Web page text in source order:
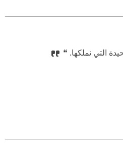
التي نملكها. ❝